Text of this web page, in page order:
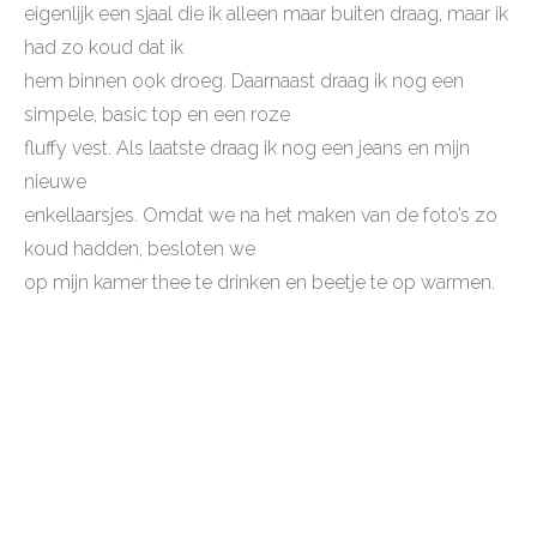
eigenlijk een sjaal die ik alleen maar buiten draag, maar ik
had zo koud dat ik
hem binnen ook droeg. Daarnaast draag ik nog een
simpele, basic top en een roze
fluffy vest. Als laatste draag ik nog een jeans en mijn
nieuwe
enkellaarsjes. Omdat we na het maken van de foto’s zo
koud hadden, besloten we
op mijn kamer thee te drinken en beetje te op warmen.